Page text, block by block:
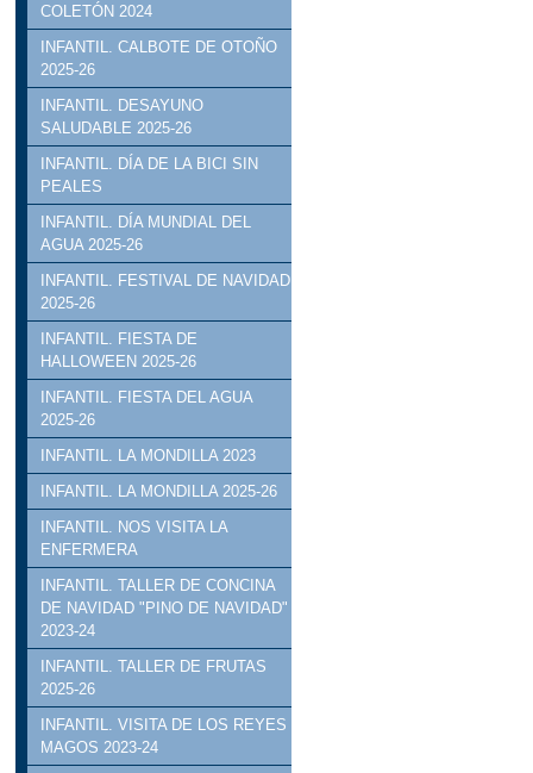
COLETÓN 2024
INFANTIL. CALBOTE DE OTOÑO
2025-26
INFANTIL. DESAYUNO
SALUDABLE 2025-26
INFANTIL. DÍA DE LA BICI SIN
PEALES
INFANTIL. DÍA MUNDIAL DEL
AGUA 2025-26
INFANTIL. FESTIVAL DE NAVIDAD
2025-26
INFANTIL. FIESTA DE
HALLOWEEN 2025-26
INFANTIL. FIESTA DEL AGUA
2025-26
INFANTIL. LA MONDILLA 2023
INFANTIL. LA MONDILLA 2025-26
INFANTIL. NOS VISITA LA
ENFERMERA
INFANTIL. TALLER DE CONCINA
DE NAVIDAD "PINO DE NAVIDAD"
2023-24
INFANTIL. TALLER DE FRUTAS
2025-26
INFANTIL. VISITA DE LOS REYES
MAGOS 2023-24